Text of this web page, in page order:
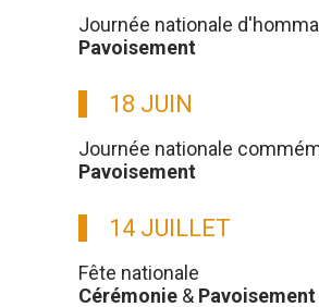
Journée nationale
Pavoisement
18 JUIN
Journée nationale
Pavoisement
14 JUILLET
Fête nationale
Cérémonie & Pavoisement